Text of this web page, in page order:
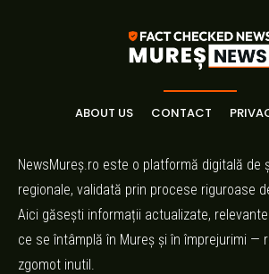
ABOUT US CONTACT
NewsMureș.ro este o platformă digitală de
regionale, validată prin procese riguroase
Aici găsești informații actualizate,
ce se întâmplă în Mureș și în împrejurimi —
zgomot inutil.